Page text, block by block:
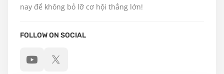
nay để không bỏ lỡ cơ hội thắng lớn!
FOLLOW ON SOCIAL